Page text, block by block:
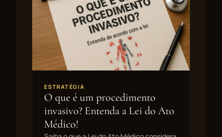
ESTRATÉGIA
O que é um procedimento
invasivo? Entenda a Lei do Ato
Médico!